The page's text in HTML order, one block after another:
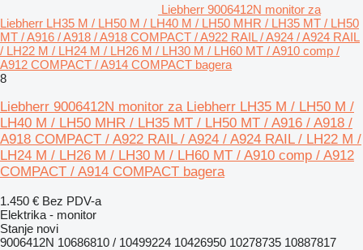
Liebherr 9006412N monitor za
Liebherr LH35 M / LH50 M / LH40 M / LH50 MHR / LH35 MT / LH50
MT / A916 / A918 / A918 COMPACT / A922 RAIL / A924 / A924 RAIL
/ LH22 M / LH24 M / LH26 M / LH30 M / LH60 MT / A910 comp /
A912 COMPACT / A914 COMPACT bagera
8
Liebherr 9006412N monitor za Liebherr LH35 M / LH50 M /
LH40 M / LH50 MHR / LH35 MT / LH50 MT / A916 / A918 /
A918 COMPACT / A922 RAIL / A924 / A924 RAIL / LH22 M /
LH24 M / LH26 M / LH30 M / LH60 MT / A910 comp / A912
COMPACT / A914 COMPACT bagera
1.450 € Bez PDV-a
Elektrika - monitor
Stanje novi
9006412N 10686810 / 10499224 10426950 10278735 10887817